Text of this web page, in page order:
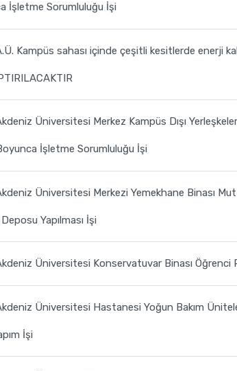
İşletme Sorumluluğu İşi
Kampüs sahası içinde çeşitli kesitlerde enerji
Üniversitesi Merkez Kampüs Dışı
İşletme Sorumluluğu İşi
Üniversitesi Merkezi Yemekhane Binası
Yapılması İşi
Üniversitesi Konservatuvar Binası Öğrenci
Üniversitesi Hastanesi Yoğun Bakım
İşi